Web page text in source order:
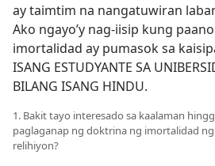
ay taimtim na nangatuwiran
Ako ngayo’y nag-iisip kung
imortalidad ay pumasok sa
ISANG ESTUDYANTE SA
BILANG ISANG HINDU.
1. Bakit tayo interesado sa kaalaman
paglaganap ng doktrina ng imortalidad ng
relihiyon?